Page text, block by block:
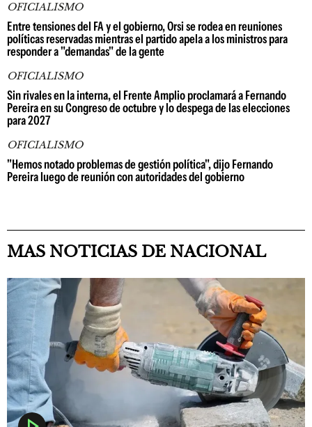
OFICIALISMO
Entre tensiones del FA y el gobierno, Orsi se rodea en reuniones
políticas reservadas mientras el partido apela a los ministros para
responder a "demandas" de la gente
OFICIALISMO
Sin rivales en la interna, el Frente Amplio proclamará a Fernando
Pereira en su Congreso de octubre y lo despega de las elecciones
para 2027
OFICIALISMO
"Hemos notado problemas de gestión política", dijo Fernando
Pereira luego de reunión con autoridades del gobierno
MAS NOTICIAS DE NACIONAL